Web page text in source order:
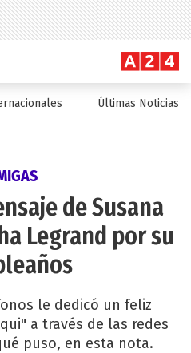
Últimas Noticias
de Susana
Legrand por su
le dedicó un feliz
a través de las redes
puso, en esta nota.